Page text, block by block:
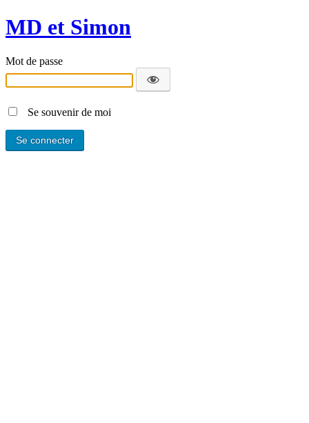
MD et Simon
Mot de passe
Se souvenir de moi